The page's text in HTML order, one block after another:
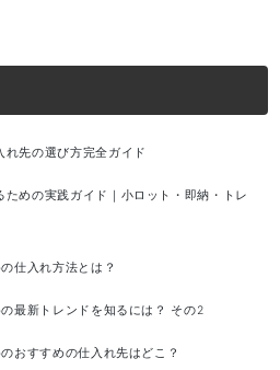
れ先の選び方完全ガイド
めの実践ガイド｜小ロット・即納・トレ
仕入れ方法とは？
最新トレンドを知るには？ その2
おすすめの仕入れ先はどこ？